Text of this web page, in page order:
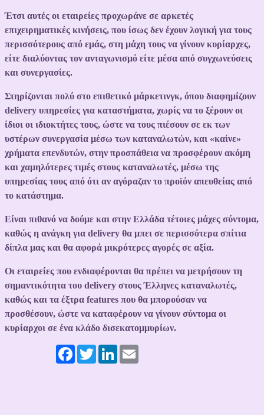
Έτσι αυτές οι εταιρείες προχωράνε σε αρκετές
επιχειρηματικές κινήσεις, που ίσως δεν έχουν λογική για τους
περισσότερους από εμάς, στη μάχη τους να γίνουν κυρίαρχες,
είτε διαλύοντας τον ανταγωνισμό είτε μέσα από συγχωνεύσεις
και συνεργασίες.
Στηρίζονται πολύ στο επιθετικό μάρκετινγκ, όπου διαφημίζουν
delivery υπηρεσίες για καταστήματα, χωρίς να το ξέρουν οι
ίδιοι οι ιδιοκτήτες τους, ώστε να τους πιέσουν σε εκ των
υστέρων συνεργασία μέσω των καταναλωτών, και «καίνε»
χρήματα επενδυτών, στην προσπάθεια να προσφέρουν ακόμη
και χαμηλότερες τιμές στους καταναλωτές, μέσω της
υπηρεσίας τους από ότι αν αγόραζαν το προϊόν απευθείας από
το κατάστημα.
Είναι πιθανό να δούμε και στην Ελλάδα τέτοιες μάχες σύντομα,
καθώς η ανάγκη για delivery θα μπει σε περισσότερα σπίτια
δίπλα μας και θα αφορά μικρότερες αγορές σε αξία.
Οι εταιρείες που ενδιαφέρονται θα πρέπει να μετρήσουν τη
σημαντικότητα του delivery στους Έλληνες καταναλωτές,
καθώς και τα έξτρα features που θα μπορούσαν να
προσθέσουν, ώστε να καταφέρουν να γίνουν σύντομα οι
κυρίαρχοι σε ένα κλάδο δισεκατομμυρίων.
FacebookTwitterLinkedIn